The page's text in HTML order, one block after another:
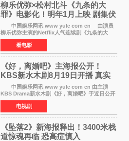
柳乐优弥×松村北斗《九条的大
罪》电影化！明年1月上映 剧集伏
笔将全面揭晓
中国娱乐网讯 www yule com cn 由演员
柳乐优弥主演的Netflix人气连续剧《九条的大
罪》正式宣布改编为电影，将于明年1月8日全国
上映。柳乐优弥与SixTONES松村北斗再度联
手，为观众带来这部
看电影
《好，离婚吧》主海报公开！
KBS新水木剧8月19日开播 真实
离婚体验记来袭
中国娱乐网讯 www yule com cn 由主演
KBS Drama新水木剧《好，离婚吧》于近日公开
主海报，正式进入开播倒计时。 海报中，男
女主角背对背站立，各自望向不同方向，中央的
空白与冷漠的表情
电视剧
《坠落2》新海报释出！3400米栈
道惊魂再临 恐高症慎入